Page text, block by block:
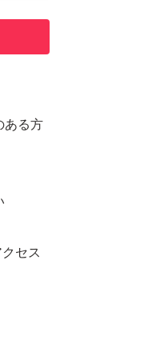
ある方
セス